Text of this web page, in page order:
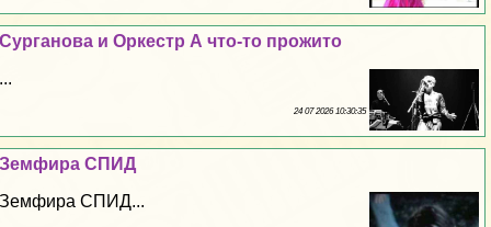
Сурганова и Оркестр А что-то прожито
...
24 07 2026 10:30:35
Земфира СПИД
Земфира СПИД...